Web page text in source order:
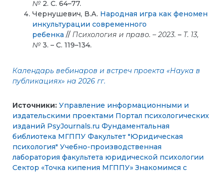
№ 2. С. 64–77.
Чернушевич, В.А. Народная игра как феномен
инкультурации современного
ребенка // Психология и право. – 2023. – Т. 13,
№ 3. – С. 119–134.
Календарь вебинаров и встреч проекта «Наука в
публикациях» на 2026 гг.
Источники: Управление информационными и
издательскими проектами Портал психологических
изданий PsyJournals.ru Фундаментальная
библиотека МГППУ Факультет "Юридическая
психология" Учебно-производственная
лаборатория факультета юридической психологии
Сектор «Точка кипения МГППУ» Знакомимся с